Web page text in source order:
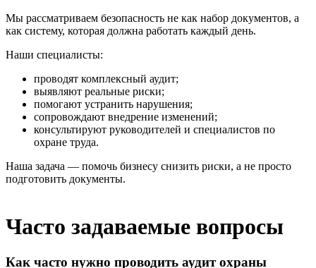
Мы рассматриваем безопасность не как набор документов, а
как систему, которая должна работать каждый день.
Наши специалисты:
проводят комплексный аудит;
выявляют реальные риски;
помогают устранить нарушения;
сопровождают внедрение изменений;
консультируют руководителей и специалистов по
охране труда.
Наша задача — помочь бизнесу снизить риски, а не просто
подготовить документы.
Часто задаваемые вопросы
Как часто нужно проводить аудит охраны